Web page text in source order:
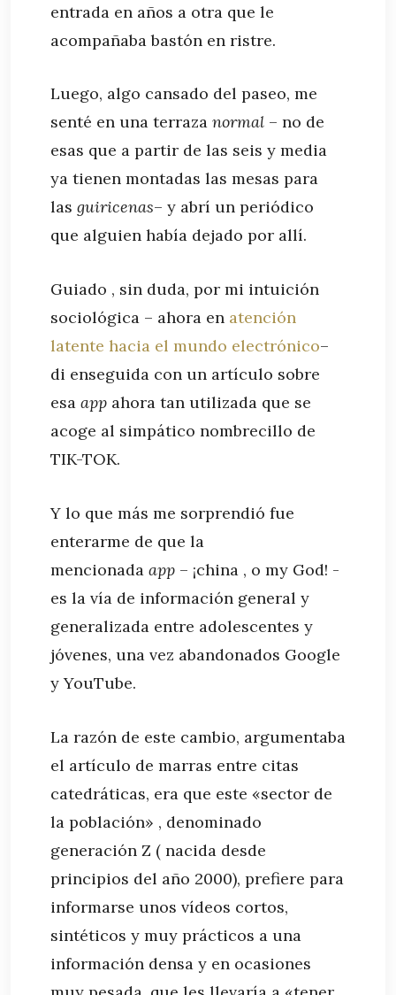
entrada en años a otra que le
acompañaba bastón en ristre.
Luego, algo cansado del paseo, me
senté en una terraza normal – no de
esas que a partir de las seis y media
ya tienen montadas las mesas para
las guiricenas– y abrí un periódico
que alguien había dejado por allí.
Guiado , sin duda, por mi intuición
sociológica – ahora en atención
latente hacia el mundo electrónico–
di enseguida con un artículo sobre
esa app ahora tan utilizada que se
acoge al simpático nombrecillo de
TIK-TOK.
Y lo que más me sorprendió fue
enterarme de que la
mencionada app – ¡china , o my God! -
es la vía de información general y
generalizada entre adolescentes y
jóvenes, una vez abandonados Google
y YouTube.
La razón de este cambio, argumentaba
el artículo de marras entre citas
catedráticas, era que este «sector de
la población» , denominado
generación Z ( nacida desde
principios del año 2000), prefiere para
informarse unos vídeos cortos,
sintéticos y muy prácticos a una
información densa y en ocasiones